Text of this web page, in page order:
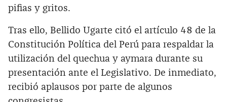
pifias y gritos.
Tras ello, Bellido Ugarte citó el artículo 48 de la
Constitución Política del Perú para respaldar la
utilización del quechua y aymara durante su
presentación ante el Legislativo. De inmediato,
recibió aplausos por parte de algunos